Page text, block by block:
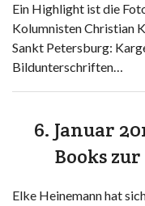
Ein Highlight ist die
Kolumnisten Christian
Sankt Petersburg:
Bildunterschriften…
6. Januar
Books
Elke Heinemann hat